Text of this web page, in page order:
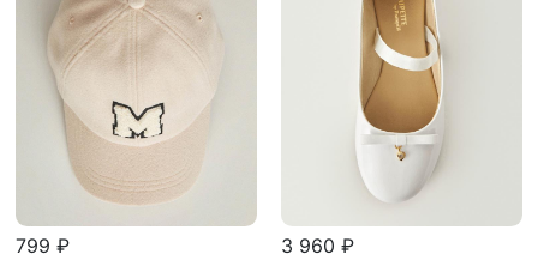
799 ₽
3 960 ₽